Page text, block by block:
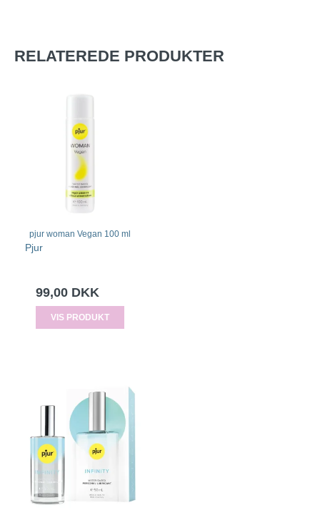
RELATEREDE PRODUKTER
pjur woman Vegan 100 ml
Pjur
99,00 DKK
VIS PRODUKT